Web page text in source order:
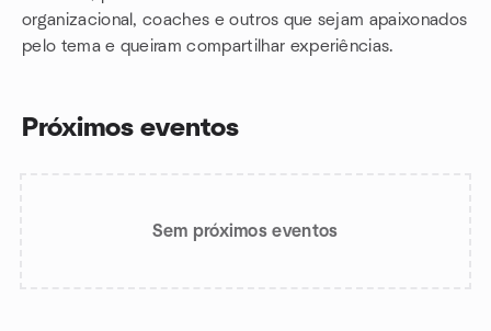
organizacional, coaches e outros que sejam apaixonados
pelo tema e queiram compartilhar experiências.
Próximos eventos
Sem próximos eventos